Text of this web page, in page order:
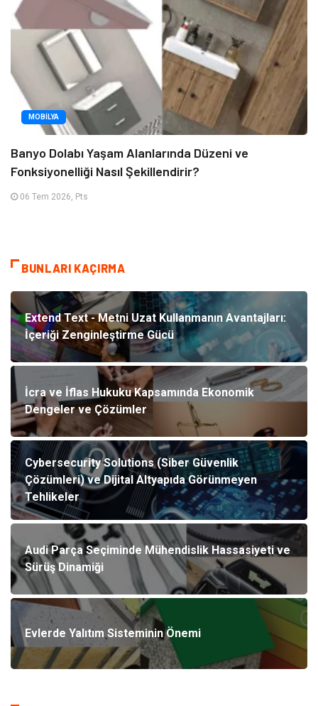
MOBILYA
Banyo Dolabı Yaşam Alanlarında Düzeni ve
Fonksiyonelliği Nasıl Şekillendirir?
06 Tem 2026, Pts
BUNLARI KAÇIRMA
Extend Text - Metni Uzat Kullanmanın Avantajları:
İçeriği Zenginleştirme Gücü
İcra ve İflas Hukuku Kapsamında Ekonomik
Dengeler ve Çözümler
Cybersecurity Solutions (Siber Güvenlik
Çözümleri) ve Dijital Altyapıda Görünmeyen
Tehlikeler
Audi Parça Seçiminde Mühendislik Hassasiyeti ve
Sürüş Dinamiği
Evlerde Yalıtım Sisteminin Önemi